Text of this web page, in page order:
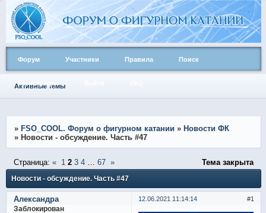
Форум Участники Правила Поиск
Активные темы
» FSO_COOL. Форум о фигурном катании » Новости ФК
» Новости - обсуждение. Часть #47
Новости - обсуждение. Часть #47
Страница: « 1 2 3 4 67 » Тема закрыта
1
12.06.2021 11:14:14
Александра
Заблокирован